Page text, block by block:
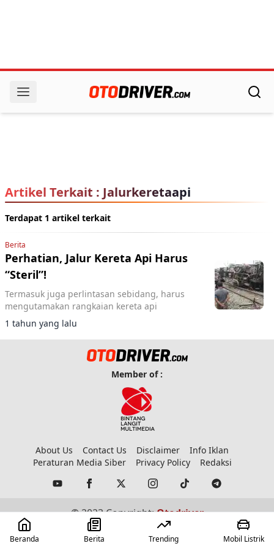
Artikel Terkait : Jalurkeretaapi
Terdapat 1 artikel terkait
Berita
Perhatian, Jalur Kereta Api Harus
“Steril”!
Termasuk juga perlintasan sebidang, harus
mengutamakan rangkaian kereta api
1 tahun yang lalu
Member of :
About Us Contact Us Disclaimer
Info Iklan
Peraturan Media Siber
Privacy Policy Redaksi
© 2023 Copyright:Otodriver
Beranda Berita Trending Mobil Listrik